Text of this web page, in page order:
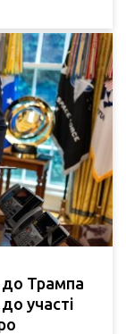
до Трампа
участі